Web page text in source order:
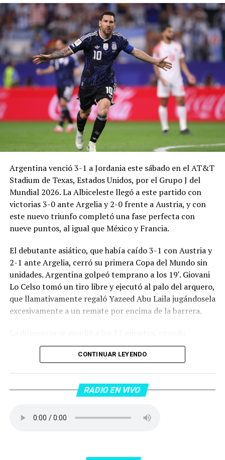
Argentina venció 3-1 a Jordania este sábado en el AT&T
Stadium de Texas, Estados Unidos, por el Grupo J del
Mundial 2026. La Albiceleste llegó a este partido con
victorias 3-0 ante Argelia y 2-0 frente a Austria, y con
este nuevo triunfo completó una fase perfecta con
nueve puntos, al igual que México y Francia.
El debutante asiático, que había caído 3-1 con Austria y
2-1 ante Argelia, cerró su primera Copa del Mundo sin
unidades. Argentina golpeó temprano a los 19′. Giovani
Lo Celso tomó un tiro libre y ejecutó al palo del arquero,
que llamativamente regaló Yazeed Abu Laila jugándosela
excesivamente a un remate por encima de la barrera.
Lautaro Martínez convirtió de penal el 2-0. El Toro
anotó su primer gol en Copas del Mundo, tras no
dentro del área sobre Marcos Senesi, que intentó ir a
una segunda pelota luego de un tiro en el travesaño del
patada en la cara del jugador jordano.
CONTINUAR LEYENDO
RADIO EN VIVO